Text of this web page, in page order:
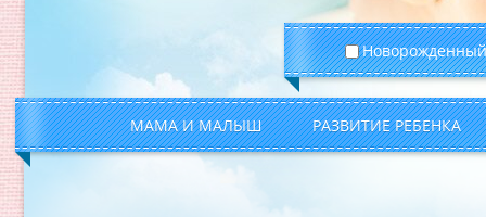
МАМА И МАЛЫШ РАЗВИТИЕ РЕБЕНКА